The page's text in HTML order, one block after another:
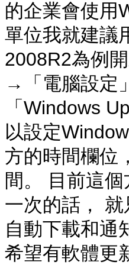
的企業會使用
單位我就建議
2008R2為例
→「電腦設定
「Windows
以設定
方的時間欄位
間。 目前這
一次的話，
自動下載和通
希望有軟體更